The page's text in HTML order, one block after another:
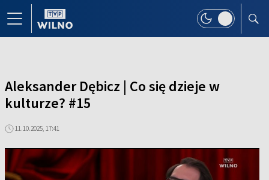
Aleksander Dębicz | Co się dzieje w
kulturze? #15
11.10.2025, 17:41